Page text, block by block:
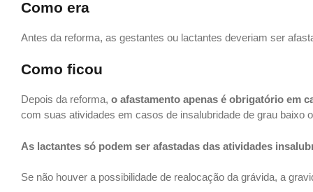
Como era
Antes da reforma, as gestantes ou lactantes deveriam ser
Como ficou
Depois da reforma, o afastamento apenas é obrigatório em
com suas atividades em casos de insalubridade de grau
As lactantes só podem ser afastadas das atividades
Se não houver a possibilidade de realocação da grávida, a